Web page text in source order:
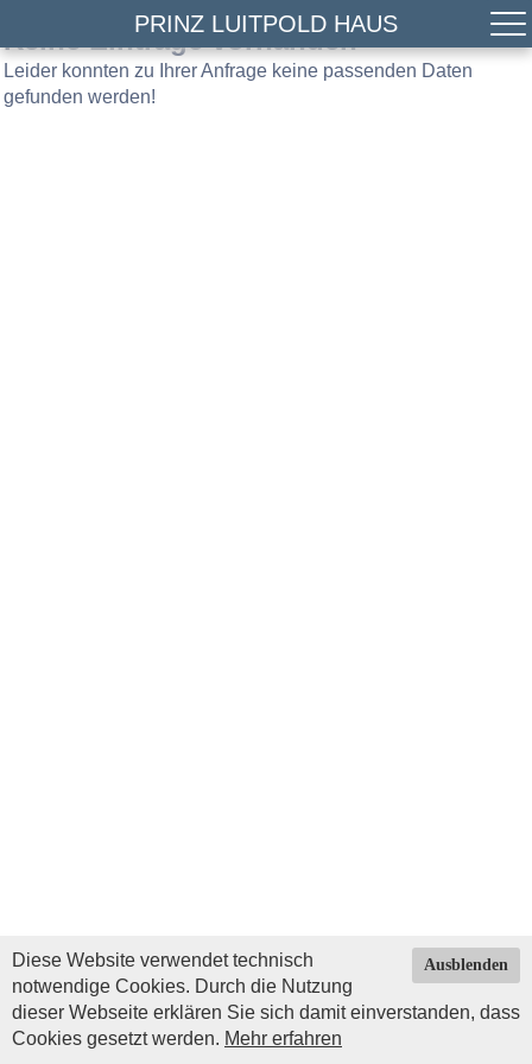
PRINZ LUITPOLD HAUS
Keine Einträge vorhanden
Leider konnten zu Ihrer Anfrage keine passenden Daten
gefunden werden!
Ausblenden
Diese Website verwendet technisch
notwendige Cookies. Durch die Nutzung
dieser Webseite erklären Sie sich damit einverstanden, dass
Cookies gesetzt werden. Mehr erfahren